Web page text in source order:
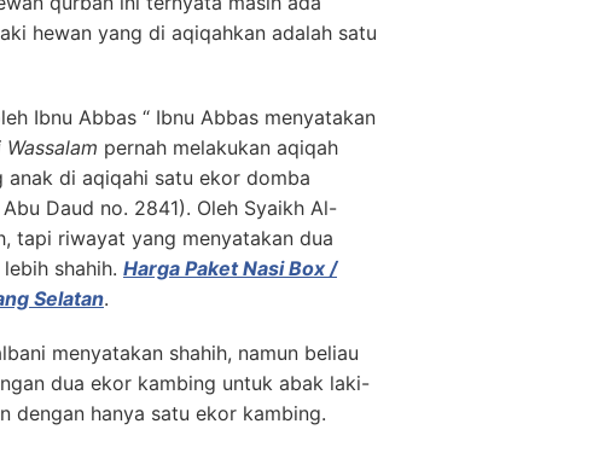
hewan yang di aqiqahkan adalah satu
Ibnu Abbas “ Ibnu Abbas menyatakan
Wassalam pernah melakukan aqiqah
anak di aqiqahi satu ekor domba
Daud no. 2841). Oleh Syaikh Al-
tapi riwayat yang menyatakan dua
shahih. Harga Paket Nasi Box /
Selatan.
menyatakan shahih, namun beliau
dua ekor kambing untuk abak laki-
dengan hanya satu ekor kambing.